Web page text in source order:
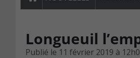
Longueuil
Publié le 11 février 2019 à